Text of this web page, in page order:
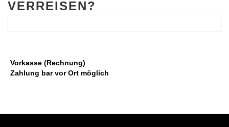
VERREISEN?
Vorkasse (Rechnung)
Zahlung bar vor Ort möglich